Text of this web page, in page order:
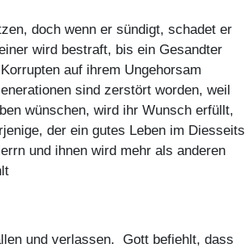
doch wenn er sündigt, schadet er
wird bestraft, bis ein Gesandter
auf ihrem Ungehorsam
sind zerstört worden, weil
wünschen, wird ihr Wunsch erfüllt,
der ein gutes Leben im Diesseits
und ihnen wird mehr als anderen
und verlassen. Gott befiehlt, dass